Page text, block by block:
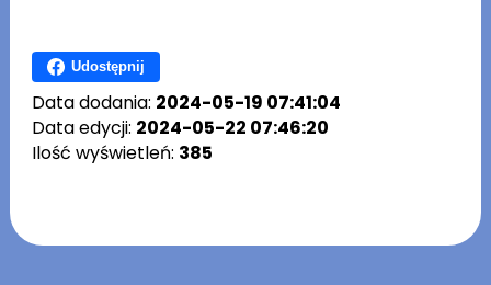
Udostępnij
Data dodania: 2024-05-19 07:41:04
Data edycji: 2024-05-22 07:46:20
Ilość wyświetleń: 385